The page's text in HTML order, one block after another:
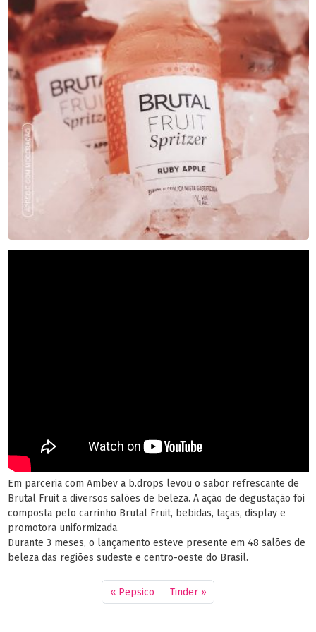
Em parceria com Ambev a b.drops levou o sabor refrescante de
Brutal Fruit a diversos salões de beleza. A ação de degustação foi
composta pelo carrinho Brutal Fruit, bebidas, taças, display e
promotora uniformizada.
Durante 3 meses, o lançamento esteve presente em 48 salões de
beleza das regiões sudeste e centro-oeste do Brasil.
Pepsico Tinder